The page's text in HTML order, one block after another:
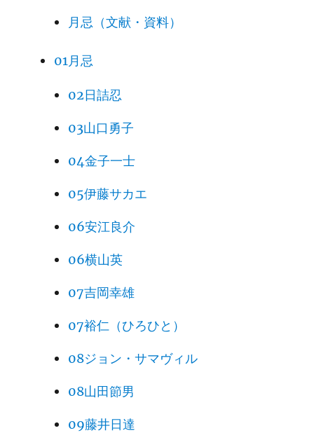
月忌（文献・資料）
01月忌
02日詰忍
03山口勇子
04金子一士
05伊藤サカエ
06安江良介
06横山英
07吉岡幸雄
07裕仁（ひろひと）
08ジョン・サマヴィル
08山田節男
09藤井日達